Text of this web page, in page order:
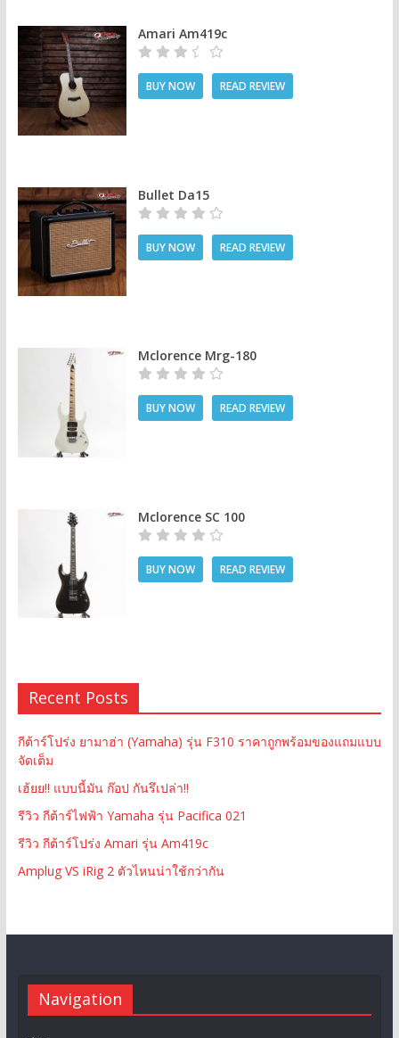
Amari Am419c
BUY NOW READ REVIEW
Bullet Da15
BUY NOW READ REVIEW
Mclorence Mrg-180
BUY NOW READ REVIEW
Mclorence SC 100
BUY NOW READ REVIEW
Recent Posts
กีต้าร์โปร่ง ยามาฮ่า (Yamaha) รุ่น F310 ราคาถูกพร้อมของแถมแบบ
จัดเต็ม
เฮ้ยย!! แบบนี้มัน ก๊อป กันรึเปล่า!!
รีวิว กีต้าร์ไฟฟ้า Yamaha รุ่น Pacifica 021
รีวิว กีต้าร์โปร่ง Amari รุ่น Am419c
Amplug VS iRig 2 ตัวไหนน่าใช้กว่ากัน
Navigation